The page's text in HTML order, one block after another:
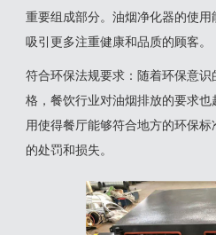
重要组成部分。油烟净化器的使用
吸引更多注重健康和品质的顾客‌。
符合环保法规要求‌：随着环保意
格，餐饮行业对油烟排放的要求
用使得餐厅能够符合地方的环保
的处罚和损失‌。